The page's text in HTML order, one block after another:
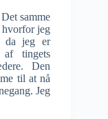
samme
hvorfor jeg
da jeg er
af tingets
Den
til at nå
Jeg